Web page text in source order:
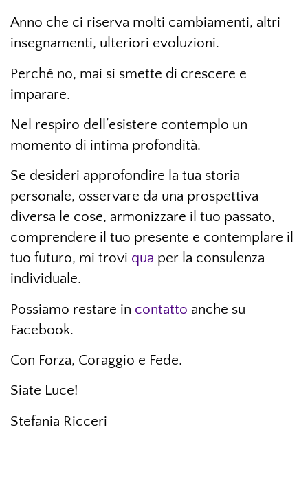
Anno che ci riserva molti cambiamenti, altri
insegnamenti, ulteriori evoluzioni.
Perché no, mai si smette di crescere e
imparare.
Nel respiro dell’esistere contemplo un
momento di intima profondità.
Se desideri approfondire la tua storia
personale, osservare da una prospettiva
diversa le cose, armonizzare il tuo passato,
comprendere il tuo presente e contemplare il
tuo futuro, mi trovi qua per la consulenza
individuale.
Possiamo restare in contatto anche su
Facebook.
Con Forza, Coraggio e Fede.
Siate Luce!
Stefania Ricceri